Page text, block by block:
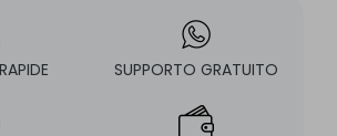
SUPPORTO GRATUITO